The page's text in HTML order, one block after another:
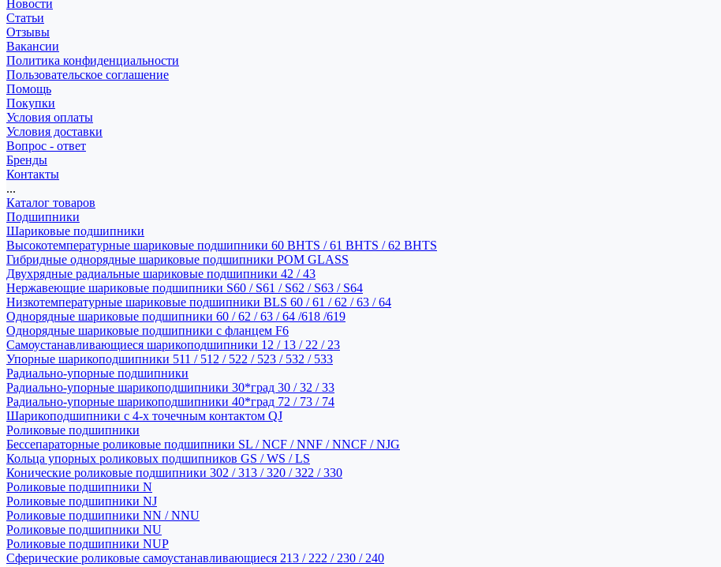
Новости
Статьи
Отзывы
Вакансии
Политика конфиденциальности
Пользовательское соглашение
Помощь
Покупки
Условия оплаты
Условия доставки
Вопрос - ответ
Бренды
Контакты
...
Каталог товаров
Подшипники
Шариковые подшипники
Высокотемпературные шариковые подшипники 60 BHTS / 61 BHTS / 62 BHTS
Гибридные однорядные шариковые подшипники POM GLASS
Двухрядные радиальные шариковые подшипники 42 / 43
Нержавеющие шариковые подшипники S60 / S61 / S62 / S63 / S64
Низкотемпературные шариковые подшипники BLS 60 / 61 / 62 / 63 / 64
Однорядные шариковые подшипники 60 / 62 / 63 / 64 /618 /619
Однорядные шариковые подшипники с фланцем F6
Самоустанавливающиеся шарикоподшипники 12 / 13 / 22 / 23
Упорные шарикоподшипники 511 / 512 / 522 / 523 / 532 / 533
Радиально-упорные подшипники
Радиально-упорные шарикоподшипники 30*град 30 / 32 / 33
Радиально-упорные шарикоподшипники 40*град 72 / 73 / 74
Шарикоподшипники с 4-х точечным контактом QJ
Роликовые подшипники
Бессепараторные роликовые подшипники SL / NCF / NNF / NNCF / NJG
Кольца упорных роликовых подшипников GS / WS / LS
Конические роликовые подшипники 302 / 313 / 320 / 322 / 330
Роликовые подшипники N
Роликовые подшипники NJ
Роликовые подшипники NN / NNU
Роликовые подшипники NU
Роликовые подшипники NUP
Сферические роликовые самоустанавливающиеся 213 / 222 / 230 / 240